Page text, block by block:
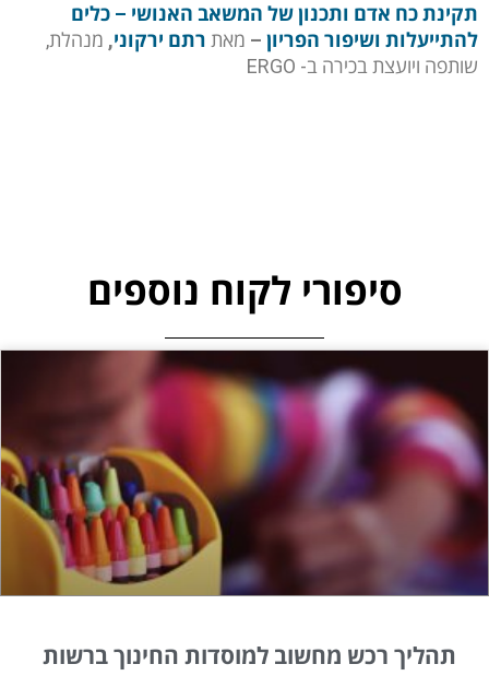
תקינת כח אדם ותכנון של המשאב האנושי – כלים
להתייעלות ושיפור הפריון – מאת רתם ירקוני, מנהלת,
שותפה ויועצת בכירה ב- ERGO
סיפורי לקוח נוספים
תהליך רכש מחשוב למוסדות החינוך ברשות